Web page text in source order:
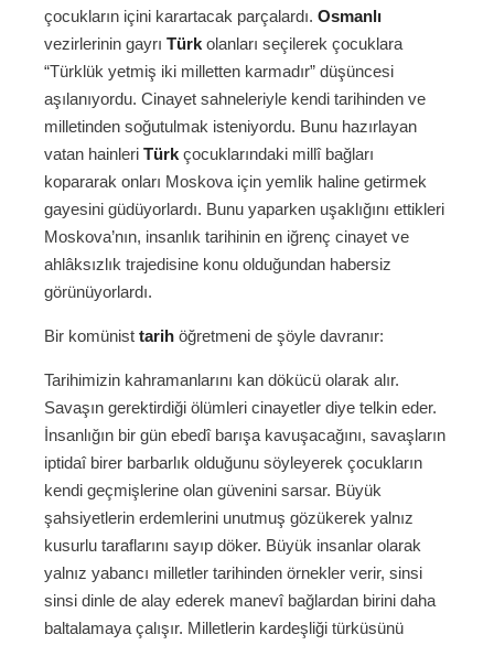
çocukların içini karartacak parçalardı. Osmanlı
vezirlerinin gayrı Türk olanları seçilerek çocuklara
“Türklük yetmiş iki milletten karmadır” düşüncesi
aşılanıyordu. Cinayet sahneleriyle kendi tarihinden ve
milletinden soğutulmak isteniyordu. Bunu hazırlayan
vatan hainleri Türk çocuklarındaki millî bağları
kopararak onları Moskova için yemlik haline getirmek
gayesini güdüyorlardı. Bunu yaparken uşaklığını ettikleri
Moskova’nın, insanlık tarihinin en iğrenç cinayet ve
ahlâksızlık trajedisine konu olduğundan habersiz
görünüyorlardı.
Bir komünist tarih öğretmeni de şöyle davranır:
Tarihimizin kahramanlarını kan dökücü olarak alır.
Savaşın gerektirdiği ölümleri cinayetler diye telkin eder.
İnsanlığın bir gün ebedî barışa kavuşacağını, savaşların
iptidaî birer barbarlık olduğunu söyleyerek çocukların
kendi geçmişlerine olan güvenini sarsar. Büyük
şahsiyetlerin erdemlerini unutmuş gözükerek yalnız
kusurlu taraflarını sayıp döker. Büyük insanlar olarak
yalnız yabancı milletler tarihinden örnekler verir, sinsi
sinsi dinle de alay ederek manevî bağlardan birini daha
baltalamaya çalışır. Milletlerin kardeşliği türküsünü